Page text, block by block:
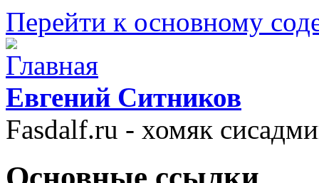
Перейти к основному
Евгений Ситников
Fasdalf.ru - хомяк